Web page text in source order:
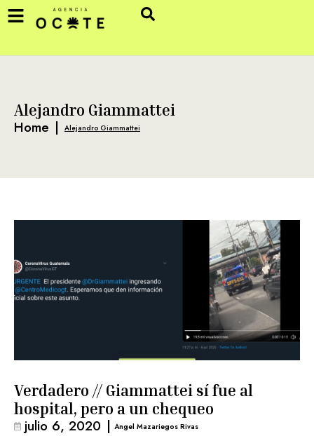
Alejandro Giammattei
Home | Alejandro Giammattei
Verdadero // Giammattei sí fue al
hospital, pero a un chequeo
julio 6, 2020 | Angel Mazariegos Rivas